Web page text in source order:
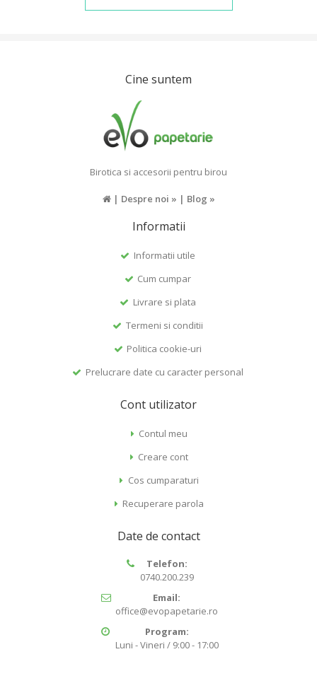
Cine suntem
Birotica si accesorii pentru birou
| Despre noi » | Blog »
Informatii
Informatii utile
Cum cumpar
Livrare si plata
Termeni si conditii
Politica cookie-uri
Prelucrare date cu caracter personal
Cont utilizator
Contul meu
Creare cont
Cos cumparaturi
Recuperare parola
Date de contact
Telefon:
0740.200.239
Email:
office@evopapetarie.ro
Program:
Luni - Vineri / 9:00 - 17:00